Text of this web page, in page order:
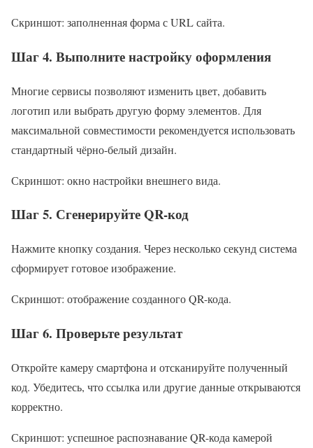
Скриншот: заполненная форма с URL сайта.
Шаг 4. Выполните настройку оформления
Многие сервисы позволяют изменить цвет, добавить
логотип или выбрать другую форму элементов. Для
максимальной совместимости рекомендуется использовать
стандартный чёрно-белый дизайн.
Скриншот: окно настройки внешнего вида.
Шаг 5. Сгенерируйте QR-код
Нажмите кнопку создания. Через несколько секунд система
сформирует готовое изображение.
Скриншот: отображение созданного QR-кода.
Шаг 6. Проверьте результат
Откройте камеру смартфона и отсканируйте полученный
код. Убедитесь, что ссылка или другие данные открываются
корректно.
Скриншот: успешное распознавание QR-кода камерой